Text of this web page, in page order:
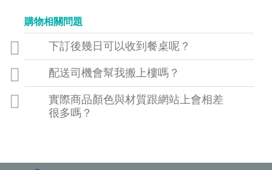
購物相關問題
下訂後幾日可以收到餐桌呢？
配送司機會幫我搬上樓嗎？
實際商品顏色與材質跟網站上會相差
很多嗎？